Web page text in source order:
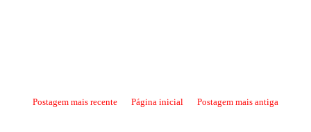
Postagem mais recente Postagem mais antiga
Página inicial